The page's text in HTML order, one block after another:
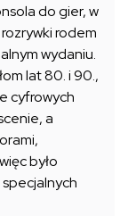
do gier, w
rodem
wydaniu.
lat 80. i 90.,
cyfrowych
a
było